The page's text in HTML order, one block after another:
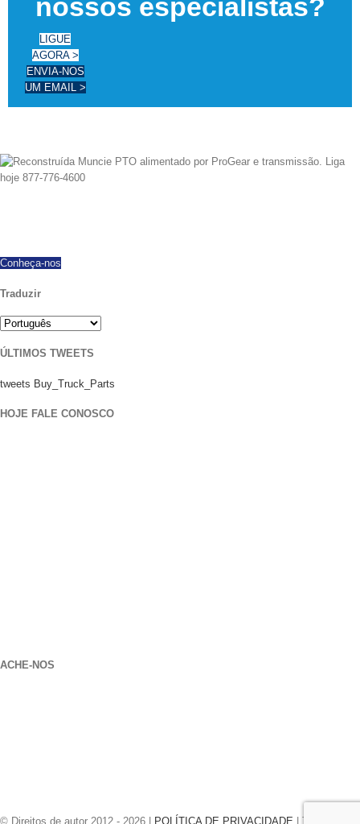
nossos especialistas?
LIGUE
AGORA >
ENVIA-NOS
UM EMAIL >
Conheça-nos
Traduzir
ÚLTIMOS TWEETS
tweets Buy_Truck_Parts
HOJE FALE CONOSCO
ACHE-NOS
© Direitos de autor 2012 - 2026 | POLÍTICA DE PRIVACIDADE | TODOS OS